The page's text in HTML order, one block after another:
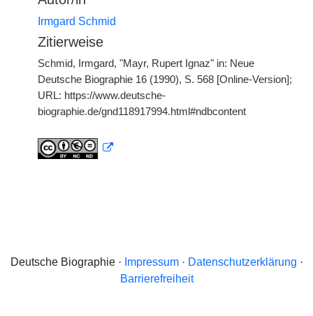
Irmgard Schmid
Zitierweise
Schmid, Irmgard, "Mayr, Rupert Ignaz" in: Neue
Deutsche Biographie 16 (1990), S. 568 [Online-Version];
URL: https://www.deutsche-
biographie.de/gnd118917994.html#ndbcontent
Deutsche Biographie · Impressum· Datenschutzerklärung ·
Barrierefreiheit